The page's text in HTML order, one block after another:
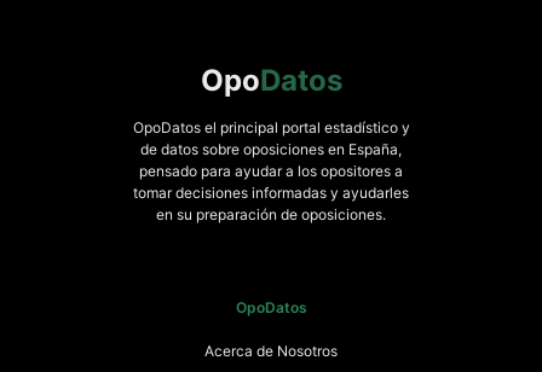
OpoDatos
OpoDatos el principal portal estadístico y
de datos sobre oposiciones en España,
pensado para ayudar a los opositores a
tomar decisiones informadas y ayudarles
en su preparación de oposiciones.
OpoDatos
Acerca de Nosotros